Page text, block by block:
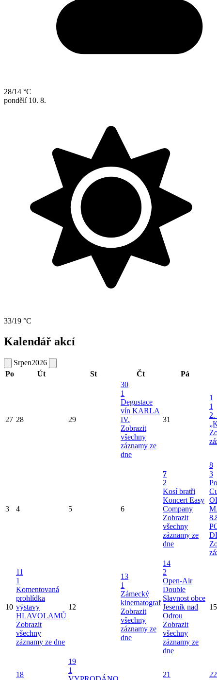
28/14 °C
pondělí 10. 8.
33/19 °C
Kalendář akcí
Srpen2026
Po
Út St Čt Pá
27 28 29
30
1
Degustace
vín KARLA
IV.
Zobrazit
všechny
záznamy ze
dne
31
1
1
2.
3 4 5 6
7
2
Kosí bratři
Koncert Easy
Company
Zobrazit
všechny
záznamy ze
dne
8
3
10
11
1
Komentovaná
prohlídka
výstavy
HLAVOLAMŮ
Zobrazit
všechny
záznamy ze dne
12
13
1
Zámecký
kinematograf
Zobrazit
všechny
záznamy ze
dne
14
2
Open-Air
Double
Slavnost obce
Jeseník nad
Odrou
Zobrazit
všechny
záznamy ze
dne
15
18
19
1
21
22